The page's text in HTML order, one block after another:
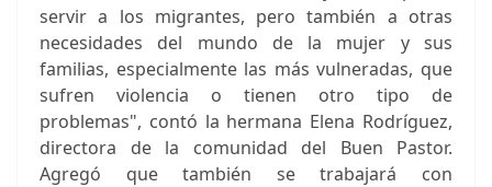
servir a los migrantes, pero también a otras
necesidades del mundo de la mujer y sus
familias, especialmente las más vulneradas, que
sufren violencia o tienen otro tipo de
problemas", contó la hermana Elena Rodríguez,
directora de la comunidad del Buen Pastor.
Agregó que también se trabajará con